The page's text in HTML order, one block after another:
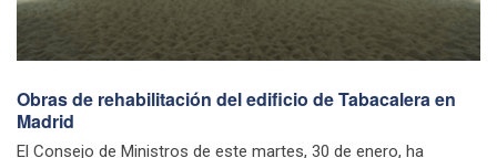
Obras de rehabilitación del edificio de Tabacalera en
Madrid
El Consejo de Ministros de este martes, 30 de enero, ha